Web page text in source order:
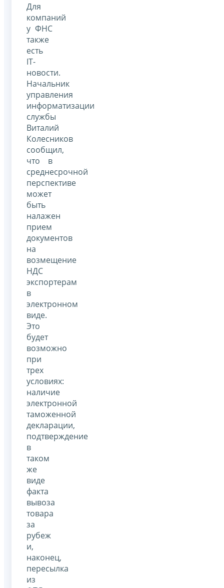
Для
компаний
у ФНС
также
есть
IT-
новости.
Начальник
управления
информатизации
службы
Виталий
Колесников
сообщил,
что в
среднесрочной
перспективе
может
быть
налажен
прием
документов
на
возмещение
НДС
экспортерам
в
электронном
виде.
Это
будет
возможно
при
трех
условиях:
наличие
электронной
таможенной
декларации,
подтверждение
в
таком
же
виде
факта
вывоза
товара
за
рубеж
и,
наконец,
пересылка
из